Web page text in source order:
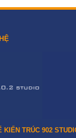
KIẾN TRÚC 902